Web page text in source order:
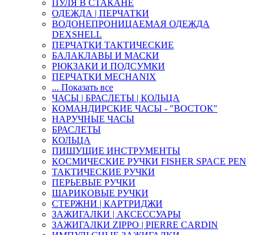
ПУЛЯ В СТАКАНЕ
ОДЕЖДА | ПЕРЧАТКИ
ВОДОНЕПРОНИЦАЕМАЯ ОДЕЖДА
DEXSHELL
ПЕРЧАТКИ ТАКТИЧЕСКИЕ
БАЛАКЛАВЫ И МАСКИ
РЮКЗАКИ И ПОДСУМКИ
ПЕРЧАТКИ MECHANIX
... Показать все
ЧАСЫ | БРАСЛЕТЫ | КОЛЬЦА
КОМАНДИРСКИЕ ЧАСЫ - "ВОСТОК"
НАРУЧНЫЕ ЧАСЫ
БРАСЛЕТЫ
КОЛЬЦА
ПИШУЩИЕ ИНСТРУМЕНТЫ
КОСМИЧЕСКИЕ РУЧКИ FISHER SPACE PEN
ТАКТИЧЕСКИЕ РУЧКИ
ПЕРЬЕВЫЕ РУЧКИ
ШАРИКОВЫЕ РУЧКИ
СТЕРЖНИ | КАРТРИДЖИ
ЗАЖИГАЛКИ | АКСЕССУАРЫ
ЗАЖИГАЛКИ ZIPPO | PIERRE CARDIN